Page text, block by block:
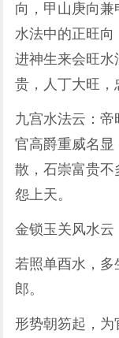
向，甲山庚向
水法中的正旺
进神生来会旺
贵，人丁大旺，
九宫水法云：帝
官高爵重威名
散，石崇富贵
怨上天。
金锁玉关风水云
若照单酉水，
郎。
形势朝笏起，